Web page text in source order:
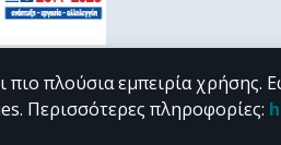
πλούσια εμπειρία χρήσης.
Περισσότερες πληροφορίες: